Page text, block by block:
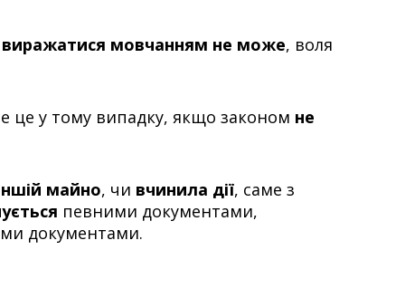
виражатися мовчанням не може, воля
це у тому випадку, якщо законом не
майно, чи вчинила дії, саме з
певними документами,
документами.